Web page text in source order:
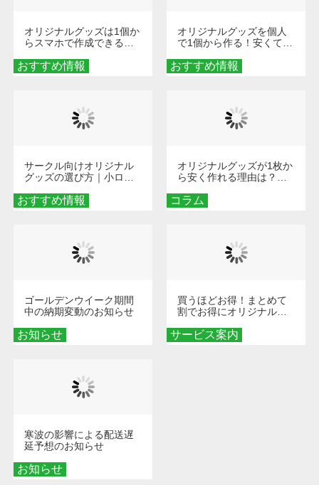
おすすめ情報
オリジナルグッズは1個か
らスマホで作成できる！
くなる巾着＆ポーチ活用
術
おすすめ情報
オリジナルグッズを個人
で1個から作る！安くて簡
秘訣
おすすめ情報
サークル向けオリジナル
グッズの選び方｜小ロッ
める秘訣
コラム
オリジナルグッズが1枚か
ら安く作れる理由は？オ
とメリットを解説
お知らせ
ゴールデンウイーク期間
中の納期変動のお知らせ
サービス案内
買うほどお得！まとめて
割でお得にオリジナルグ
お知らせ
寒波の影響による配送遅
延予想のお知らせ